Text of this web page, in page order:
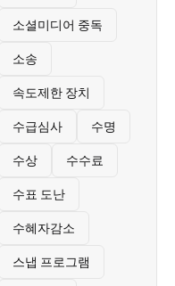
소셜미디어 중독
소송
속도제한 장치
수급심사 수명
수상 수수료
수표 도난
수혜자감소
스냅 프로그램